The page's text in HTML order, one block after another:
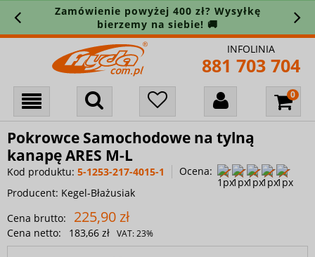
Zamówienie powyżej 400 zł? Wysyłkę
bierzemy na siebie! 🚚
INFOLINIA
881 703 704
Pokrowce Samochodowe na tylną
kanapę ARES M-L
Kod produktu: 5-1253-217-4015-1
Ocena:
Producent: Kegel-Błażusiak
Cena brutto:
225,90 zł
Cena netto: 183,66 zł VAT:23%